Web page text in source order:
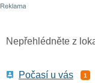
Nepřehlédněte z
Počasí u vás 1